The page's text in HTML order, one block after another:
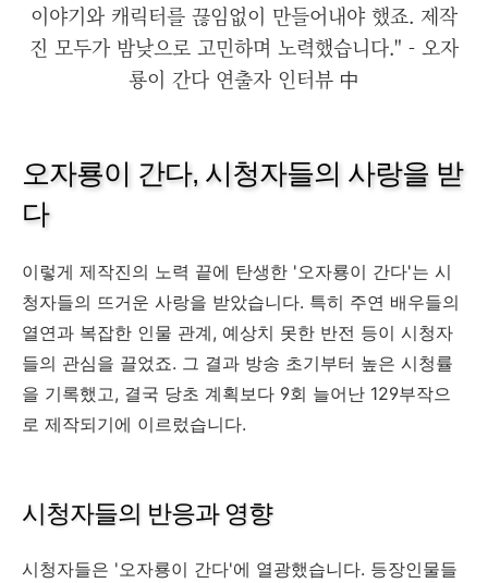
이야기와 캐릭터를 끊임없이 만들어내야 했죠. 제작
진 모두가 밤낮으로 고민하며 노력했습니다." - 오자
룡이 간다 연출자 인터뷰 中
오자룡이 간다, 시청자들의 사랑을 받
다
이렇게 제작진의 노력 끝에 탄생한 '오자룡이 간다'는 시
청자들의 뜨거운 사랑을 받았습니다. 특히 주연 배우들의
열연과 복잡한 인물 관계, 예상치 못한 반전 등이 시청자
들의 관심을 끌었죠. 그 결과 방송 초기부터 높은 시청률
을 기록했고, 결국 당초 계획보다 9회 늘어난 129부작으
로 제작되기에 이르렀습니다.
시청자들의 반응과 영향
시청자들은 '오자룡이 간다'에 열광했습니다. 등장인물들